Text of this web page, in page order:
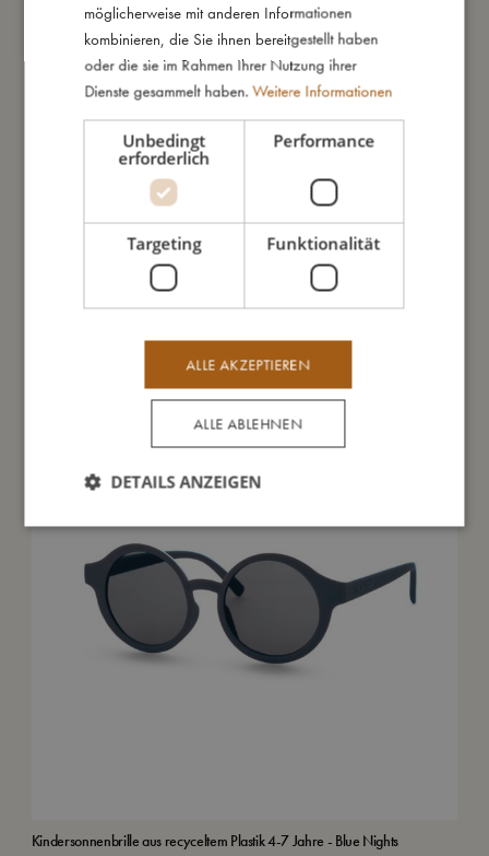
Daraus bin ich gemacht
So kannst Du mich pflegen
Das könnte dir auch gefallen
Kindersonnenbrille aus recyceltem Plastik 4-7 Jahre - Blue Nights
möglicherweise mit anderen Informationen
kombinieren, die Sie ihnen bereitgestellt haben
oder die sie im Rahmen Ihrer Nutzung ihrer
Dienste gesammelt haben. Weitere Informationen
Unbedingt
erforderlich
Performance
Targeting Funktionalität
ALLE AKZEPTIEREN
ALLE ABLEHNEN
DETAILS ANZEIGEN